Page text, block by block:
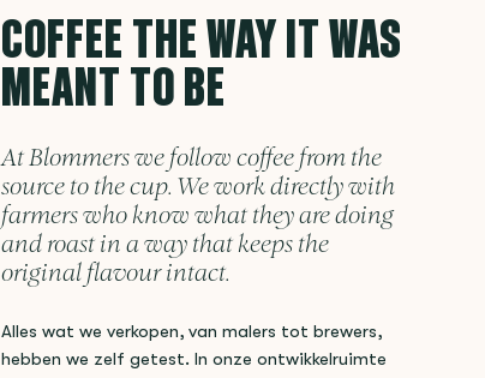
COFFEE THE WAY IT WAS
MEANT TO BE
At Blommers we follow coffee from the
source to the cup. We work directly with
farmers who know what they are doing
and roast in a way that keeps the
original flavour intact.
Alles wat we verkopen, van malers tot brewers,
hebben we zelf getest. In onze ontwikkelruimte